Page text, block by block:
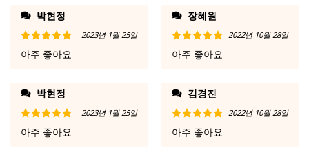
박현정
5 중에서5
로 평가됨
2023년 1월 25일
아주 좋아요
박현정
5 중에서5
로 평가됨
2023년 1월 25일
아주 좋아요
장혜원
5 중에서5
로 평가됨
2022년 10월 28일
아주 좋아요
김경진
5 중에서5
로 평가됨
2022년 10월 28일
아주 좋아요